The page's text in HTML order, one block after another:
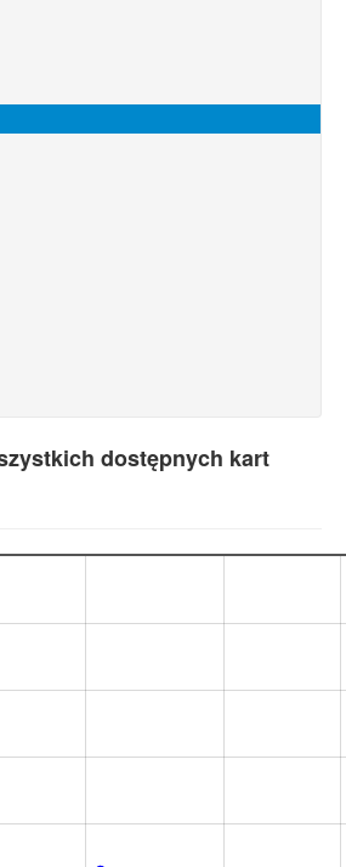
dostępnych kart